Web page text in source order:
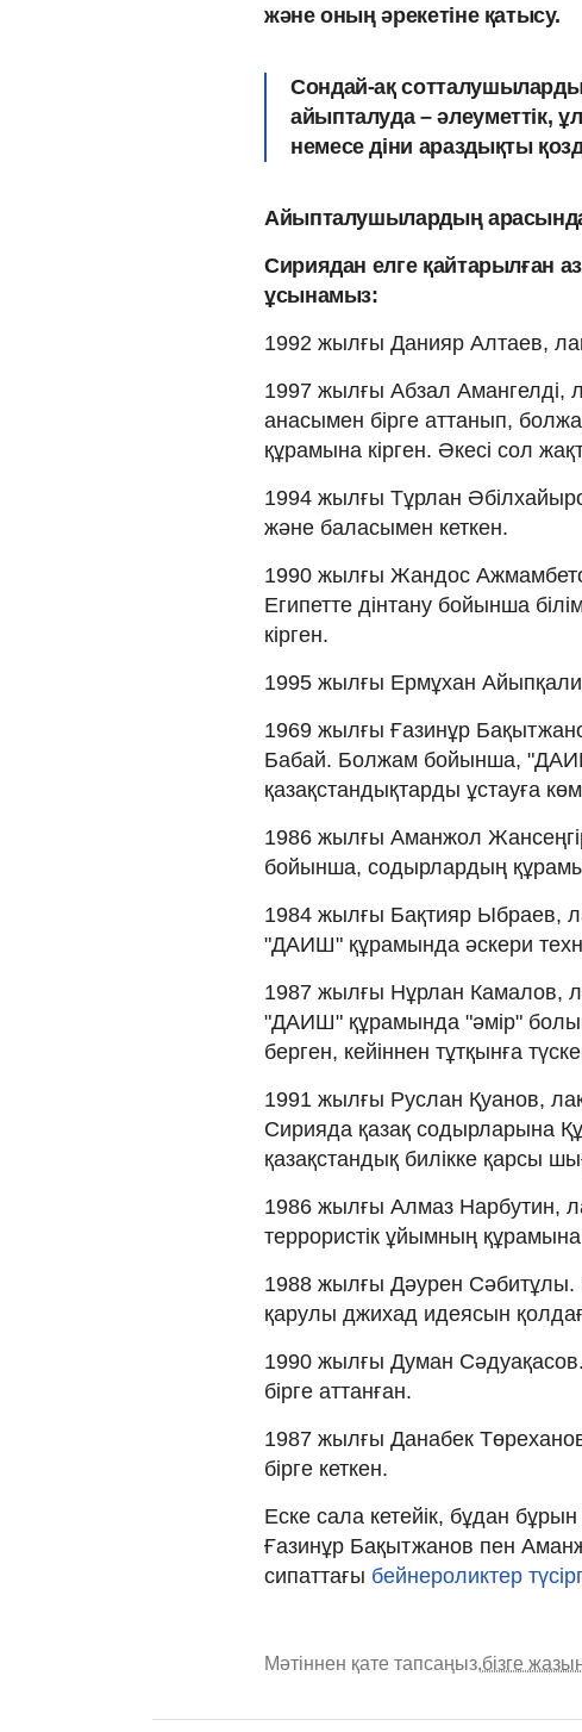
және оның әрекетіне қатысу.
Сондай-ақ
айыпталуда – әлеуметтік,
немесе діни араздықты
Айыпталушылардың
Сириядан елге қайтарылған
ұсынамыз:
1992 жылғы Данияр Алтаев,
1997 жылғы Абзал Амангелді,
анасымен бірге аттанып,
құрамына кірген. Әкесі сол
1994 жылғы Тұрлан
және баласымен кеткен.
1990 жылғы Жандос
Египетте дінтану бойынша
кірген.
1995 жылғы Ермұхан
1969 жылғы Ғазинұр
Бабай. Болжам бойынша,
қазақстандықтарды ұстауға
1986 жылғы Аманжол
бойынша, содырлардың
1984 жылғы Бақтияр Ыбраев,
"ДАИШ" құрамында әскери
1987 жылғы Нұрлан Камалов,
"ДАИШ" құрамында "әмір"
берген, кейіннен тұтқынға
1991 жылғы Руслан Қуанов,
Сирияда қазақ содырларына
қазақстандық билікке қарсы
1986 жылғы Алмаз Нарбутин,
террористік ұйымның құрамына
1988 жылғы Дәурен
қарулы джихад идеясын
1990 жылғы Думан
бірге аттанған.
1987 жылғы Данабек
бірге кеткен.
Еске сала кетейік, бұдан бұрын
Ғазинұр Бақытжанов пен
сипаттағы бейнероликтер
Мәтіннен қате тапсаңыз,бізге